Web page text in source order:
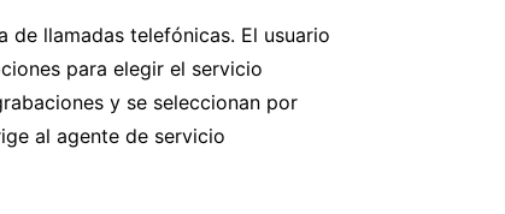
de llamadas telefónicas. El usuario
para elegir el servicio
y se seleccionan por
al agente de servicio